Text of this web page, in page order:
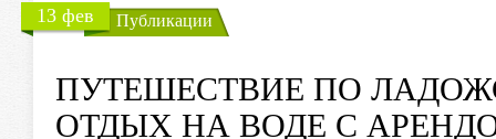
13 фев Публикации
ПУТЕШЕСТВИЕ ПО
ОТДЫХ НА ВОДЕ С